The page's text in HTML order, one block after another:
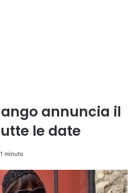
annuncia il
le date
minuto